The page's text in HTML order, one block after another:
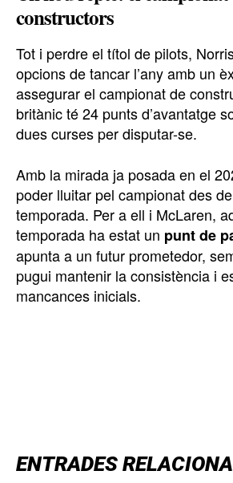
ENTRADES
constructors
Tot i perdre el títol de pilots,
opcions de tancar l’any amb un
assegurar el campionat de
britànic té 24 punts d’avantatge
dues curses per disputar-se.
Amb la mirada ja posada en el
poder lluitar pel campionat des
temporada. Per a ell i McLaren,
temporada ha estat un punt de
apunta a un futur prometedor,
pugui mantenir la consistència i
mancances inicials.